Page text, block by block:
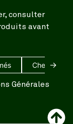
consulter
avant
Cheveux
→
Générales